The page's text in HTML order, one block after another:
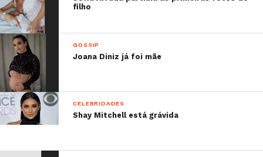
filho
GOSSIP
Joana Diniz já foi mãe
CELEBRIDADES
Shay Mitchell está grávida